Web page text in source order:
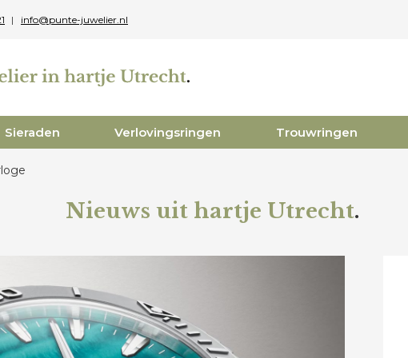
info@punte-juwelier.nl
Sieraden Verlovingsringen Trouwringen
Nieuws uit hartje Utrecht.